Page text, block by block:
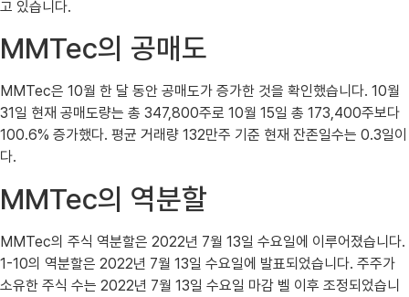
고 있습니다.
MMTec의 공매도
MMTec은 10월 한 달 동안 공매도가 증가한 것을 확인했습니다. 10월
31일 현재 공매도량는 총 347,800주로 10월 15일 총 173,400주보다
100.6% 증가했다. 평균 거래량 132만주 기준 현재 잔존일수는 0.3일이
다.
MMTec의 역분할
MMTec의 주식 역분할은 2022년 7월 13일 수요일에 이루어졌습니다.
1-10의 역분할은 2022년 7월 13일 수요일에 발표되었습니다. 주주가
소유한 주식 수는 2022년 7월 13일 수요일 마감 벨 이후 조정되었습니